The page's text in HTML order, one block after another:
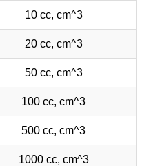
10 cc, cm^3
20 cc, cm^3
50 cc, cm^3
100 cc, cm^3
500 cc, cm^3
1000 cc, cm^3